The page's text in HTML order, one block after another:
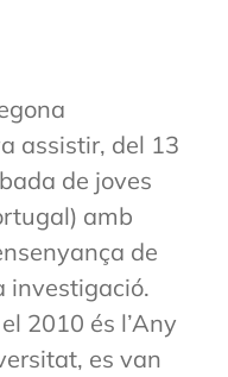
assistir, del 13
de joves
amb
de
investigació.
2010 és l’Any
es van